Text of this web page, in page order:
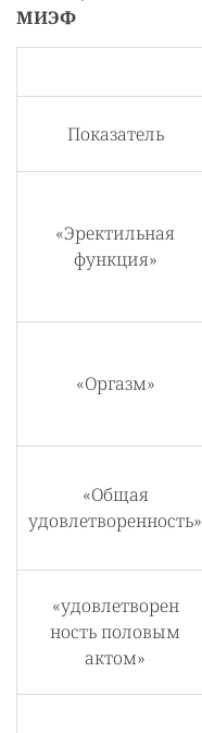
МИЭФ
Показатель
«Эректильная
функция»
«Оргазм»
«Общая
удовлетворенность»
«удовлетворен
ность половым
актом»